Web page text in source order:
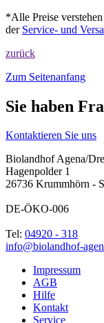
*Alle Preise
der Service- und
zurück
Zum Seitenanfang
Sie haben
Kontaktieren Sie uns
Biolandhof Agena/
Hagenpolder 1
26736 Krummhörn -
DE-ÖKO-006
Tel: 04920 - 318
info@biolandhof-
Impressum
AGB
Hilfe
Kontakt
Service